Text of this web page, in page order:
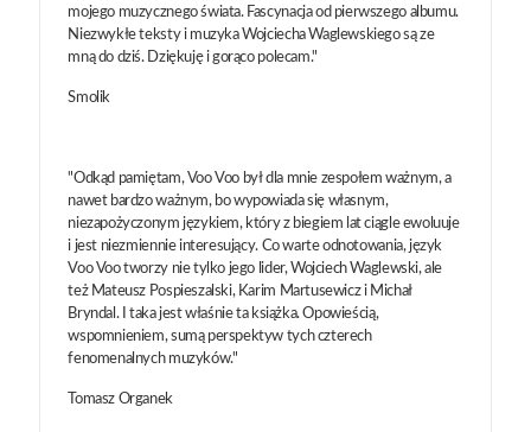
mojego muzycznego świata. Fascynacja od pierwszego albumu.
Niezwykłe teksty i muzyka Wojciecha Waglewskiego są ze
mną do dziś. Dziękuję i gorąco polecam."
Smolik
"Odkąd pamiętam, Voo Voo był dla mnie zespołem ważnym, a
nawet bardzo ważnym, bo wypowiada się własnym,
niezapożyczonym językiem, który z biegiem lat ciągle ewoluuje
i jest niezmiennie interesujący. Co warte odnotowania, język
Voo Voo tworzy nie tylko jego lider, Wojciech Waglewski, ale
też Mateusz Pospieszalski, Karim Martusewicz i Michał
Bryndal. I taka jest właśnie ta książka. Opowieścią,
wspomnieniem, sumą perspektyw tych czterech
fenomenalnych muzyków."
Tomasz Organek